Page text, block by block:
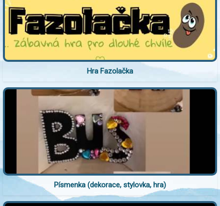
Hra Fazolačka
Písmenka (dekorace, stylovka, hra)